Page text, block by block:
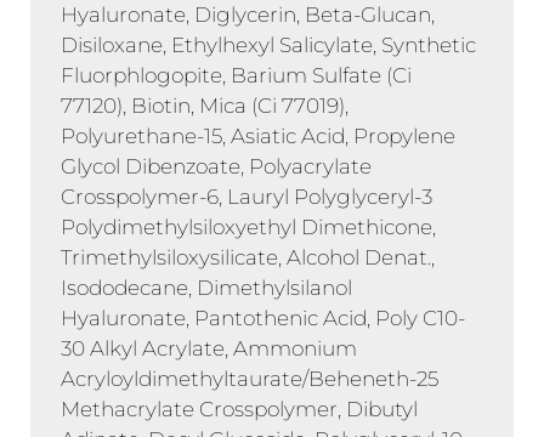
Hyaluronate, Diglycerin, Beta-Glucan,
Disiloxane, Ethylhexyl Salicylate, Synthetic
Fluorphlogopite, Barium Sulfate (Ci
77120), Biotin, Mica (Ci 77019),
Polyurethane-15, Asiatic Acid, Propylene
Glycol Dibenzoate, Polyacrylate
Crosspolymer-6, Lauryl Polyglyceryl-3
Polydimethylsiloxyethyl Dimethicone,
Trimethylsiloxysilicate, Alcohol Denat.,
Isododecane, Dimethylsilanol
Hyaluronate, Pantothenic Acid, Poly C10-
30 Alkyl Acrylate, Ammonium
Acryloyldimethyltaurate/Beheneth-25
Methacrylate Crosspolymer, Dibutyl